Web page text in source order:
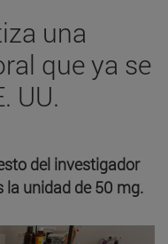
una
que ya se
UU.
del investigador
la unidad de 50 mg.